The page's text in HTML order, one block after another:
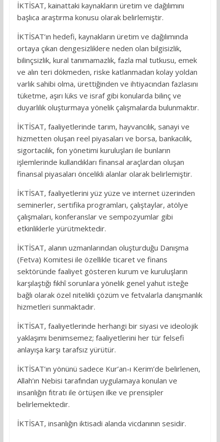
İKTİSAT, kainattaki kaynakların üretim ve dağılımını
başlıca araştırma konusu olarak belirlemiştir.
İKTİSAT’ın hedefi, kaynakların üretim ve dağılımında
ortaya çıkan dengesizliklere neden olan bilgisizlik,
bilinçsizlik, kural tanımamazlık, fazla mal tutkusu, emek
ve alın teri dökmeden, riske katlanmadan kolay yoldan
varlık sahibi olma, ürettiğinden ve ihtiyacından fazlasını
tüketme, aşırı lüks ve israf gibi konularda bilinç ve
duyarlılık oluşturmaya yönelik çalışmalarda bulunmaktır.
İKTİSAT, faaliyetlerinde tarım, hayvancılık, sanayi ve
hizmetten oluşan reel piyasaları ve borsa, bankacılık,
sigortacılık, fon yönetimi kuruluşları ile bunların
işlemlerinde kullandıkları finansal araçlardan oluşan
finansal piyasaları öncelikli alanlar olarak belirlemiştir.
İKTİSAT, faaliyetlerini yüz yüze ve internet üzerinden
seminerler, sertifika programları, çalıştaylar, atölye
çalışmaları, konferanslar ve sempozyumlar gibi
etkinliklerle yürütmektedir.
İKTİSAT, alanın uzmanlarından oluşturduğu Danışma
(Fetva) Komitesi ile özellikle ticaret ve finans
sektöründe faaliyet gösteren kurum ve kuruluşların
karşılaştığı fıkhî sorunlara yönelik genel yahut isteğe
bağlı olarak özel nitelikli çözüm ve fetvalarla danışmanlık
hizmetleri sunmaktadır.
İKTİSAT, faaliyetlerinde herhangi bir siyasi ve ideolojik
yaklaşımı benimsemez; faaliyetlerini her tür felsefi
anlayışa karşı tarafsız yürütür.
İKTİSAT’ın yönünü sadece Kur’an-ı Kerim’de belirlenen,
Allah’ın Nebisi tarafından uygulamaya konulan ve
insanlığın fıtratı ile örtüşen ilke ve prensipler
belirlemektedir.
İKTİSAT, insanlığın iktisadi alanda vicdanının sesidir.